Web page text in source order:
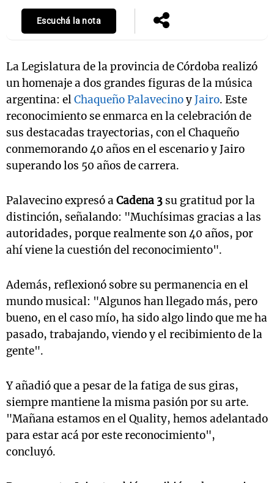
Escuchá la nota
La Legislatura de la provincia de Córdoba realizó
un homenaje a dos grandes figuras de la música
argentina: elChaqueño PalavecinoyJairo. Este
reconocimiento se enmarca en la celebración de
sus destacadas trayectorias, con el Chaqueño
conmemorando 40 años en el escenario y Jairo
superando los 50 años de carrera.
Palavecino expresó aCadena 3 su gratitud por la
distinción, señalando: "Muchísimas gracias a las
autoridades, porque realmente son 40 años, por
ahí viene la cuestión del reconocimiento".
Además, reflexionó sobre su permanencia en el
mundo musical: "Algunos han llegado más, pero
bueno, en el caso mío, ha sido algo lindo que me ha
pasado, trabajando, viendo y el recibimiento de la
gente".
Y añadió que a pesar de la fatiga de sus giras,
siempre mantiene la misma pasión por su arte.
"Mañana estamos en el Quality, hemos adelantado
para estar acá por este reconocimiento",
concluyó.